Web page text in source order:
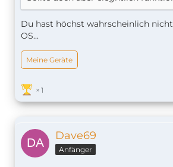
Du hast höchst wahrscheinlich
OS...
Meine Geräte
1
Dave69
Anfänger